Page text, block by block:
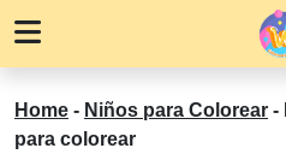
Home - Niños para Colorear -
para colorear